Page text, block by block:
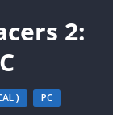
2:
)
PC